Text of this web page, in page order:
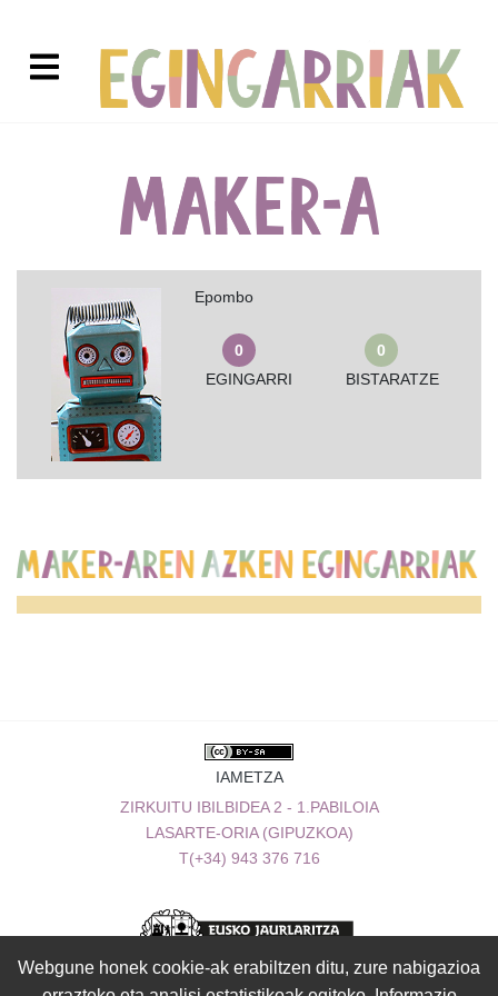
Epombo
0
EGINGARRI
0
BISTARATZE
IAMETZA
ZIRKUITU IBILBIDEA 2 - 1.PABILOIA
LASARTE-ORIA (GIPUZKOA)
T(+34) 943 376 716
Webgune honek cookie-ak erabiltzen ditu, zure nabigazioa